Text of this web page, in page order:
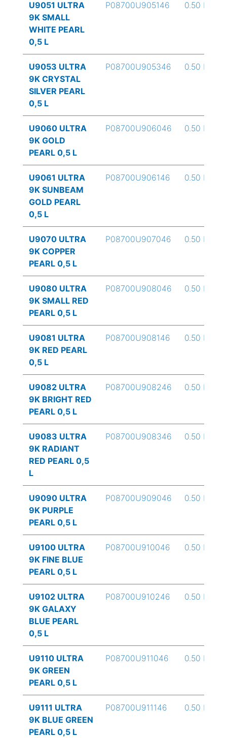
U9051 ULTRA
9K SMALL
WHITE PEARL
0,5 L
P08700U905146 0.50 L
U9053 ULTRA
9K CRYSTAL
SILVER PEARL
0,5 L
P08700U905346 0.50 L
U9060 ULTRA
9K GOLD
PEARL 0,5 L
P08700U906046 0.50 L
U9061 ULTRA
9K SUNBEAM
GOLD PEARL
0,5 L
P08700U906146 0.50 L
U9070 ULTRA
9K COPPER
PEARL 0,5 L
P08700U907046 0.50 L
U9080 ULTRA
9K SMALL RED
PEARL 0,5 L
P08700U908046 0.50 L
U9081 ULTRA
9K RED PEARL
0,5 L
P08700U908146 0.50 L
U9082 ULTRA
9K BRIGHT RED
PEARL 0,5 L
P08700U908246 0.50 L
U9083 ULTRA
9K RADIANT
RED PEARL 0,5
L
P08700U908346 0.50 L
U9090 ULTRA
9K PURPLE
PEARL 0,5 L
P08700U909046 0.50 L
U9100 ULTRA
9K FINE BLUE
PEARL 0,5 L
P08700U910046 0.50 L
U9102 ULTRA
9K GALAXY
BLUE PEARL
0,5 L
P08700U910246 0.50 L
U9110 ULTRA
9K GREEN
PEARL 0,5 L
P08700U911046 0.50 L
U9111 ULTRA
9K BLUE GREEN
PEARL 0,5 L
P08700U911146 0.50 L